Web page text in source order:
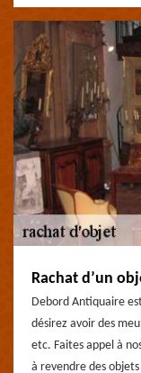
Rachat d’un
Debord Antiquaire
désirez avoir des
etc. Faites appel à
à revendre des